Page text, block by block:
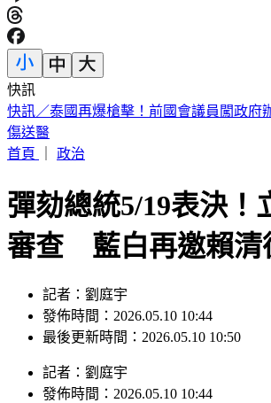
快訊
老高與小茉新片全程「黑底白字」！網笑：
首頁｜
彈劾總統5/19表決！
審查 藍白再邀賴清
發佈時間：2026.05.10 10:44
最後更新時間：2026.05.10 10:50
發佈時間：2026.05.10 10:44
最後更新時間：2026.05.10 10:50